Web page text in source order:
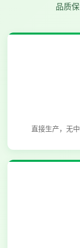
品质
直接生产，无